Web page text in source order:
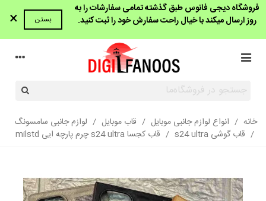
فروشگاه دیجی فانوس طبق گذشته تمامی سفارشات را به
روز ارسال میکند با خیال راحت سفارش خود را ثبت کنید.
بستن ×
خانه / انواع لوازم جانبی موبایل / قاب موبایل / لوازم جانبی سامسونگ
/ قاب گوشی s24 ultra / قاب کجسا s24 ultra چرم پارچه ایی milstd